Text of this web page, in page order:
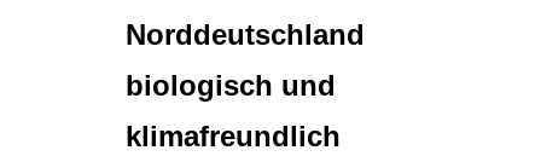
Norddeutschland
biologisch und
klimafreundlich